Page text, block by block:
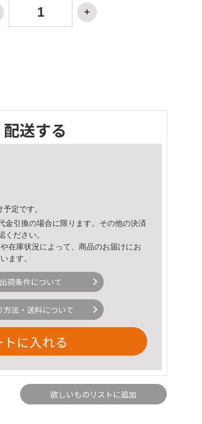
配送する
定です。
金引換の場合に限ります。その他の決済
ください。
在庫状況によって、商品のお届けにお
ます。
荷条件について
方法・送料について
トに入れる
欲しいものリストに追加